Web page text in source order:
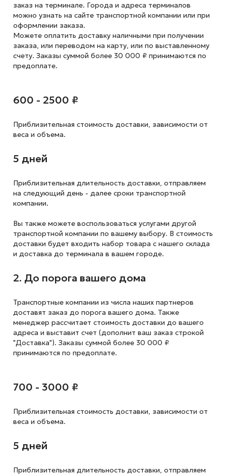
заказ на терминале. Города и адреса терминалов
можно узнать на сайте транспортной компании или при
оформлении заказа.
Можете оплатить доставку наличными при получении
заказа, или переводом на карту, или по выставленному
счету. Заказы суммой более 30 000 ₽ принимаются по
предоплате.
600 - 2500 ₽
Приблизительная стоимость доставки, зависимости от
веса и объема.
5 дней
Приблизительная длительность доставки, отправляем
на следующий день - далее сроки транспортной
компании.
Вы также можете воспользоваться услугами другой
транспортной компании по вашему выбору. В стоимость
доставки будет входить набор товара с нашего склада
и доставка до терминала в вашем городе.
2. До порога вашего дома
Транспортные компании из числа наших партнеров
доставят заказ до порога вашего дома. Также
менеджер рассчитает стоимость доставки до вашего
адреса и выставит счет (дополнит ваш заказ строкой
"Доставка"). Заказы суммой более 30 000 ₽
принимаются по предоплате.
700 - 3000 ₽
Приблизительная стоимость доставки, зависимости от
веса и объема.
5 дней
Приблизительная длительность доставки, отправляем